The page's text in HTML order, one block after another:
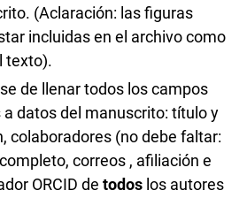
(Aclaración: las figuras
incluidas en el archivo como
texto).
de llenar todos los campos
a datos del manuscrito: título y
colaboradores (no debe faltar:
correos , afiliación e
ORCID de todos los autores